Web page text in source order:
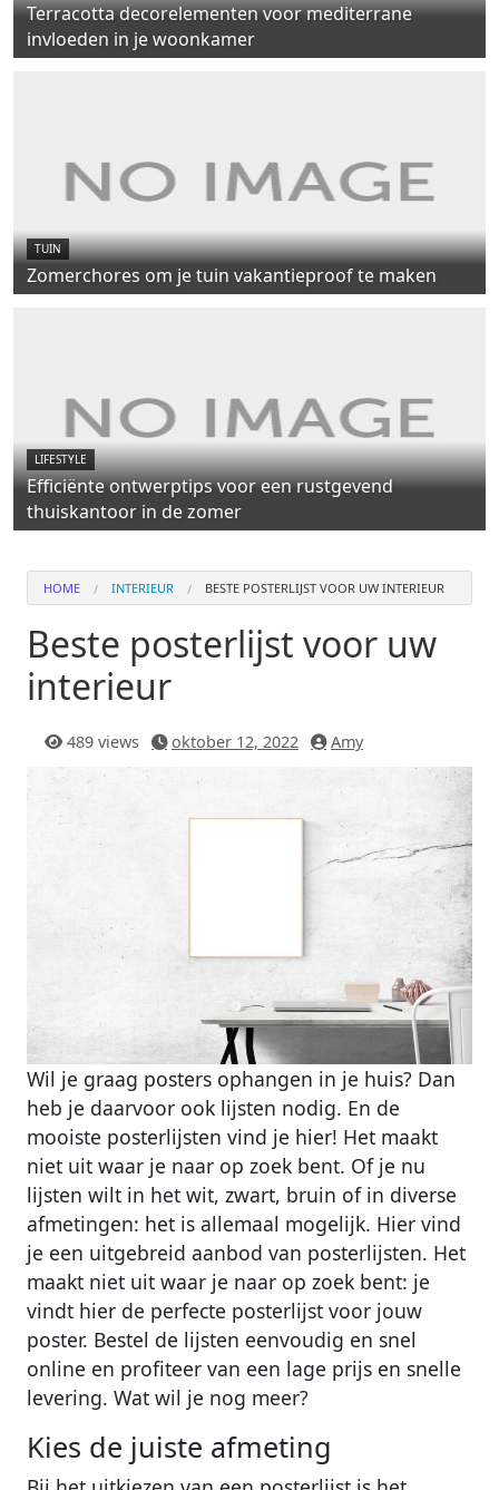
Terracotta decorelementen voor mediterrane
invloeden in je woonkamer
TUIN
Zomerchores om je tuin vakantieproof te maken
LIFESTYLE
Efficiënte ontwerptips voor een rustgevend
thuiskantoor in de zomer
HOME INTERIEUR BESTE POSTERLIJST VOOR UW INTERIEUR
Beste posterlijst voor uw
interieur
489 views oktober 12, 2022 Amy
Wil je graag posters ophangen in je huis? Dan
heb je daarvoor ook lijsten nodig. En de
mooiste posterlijsten vind je hier! Het maakt
niet uit waar je naar op zoek bent. Of je nu
lijsten wilt in het wit, zwart, bruin of in diverse
afmetingen: het is allemaal mogelijk. Hier vind
je een uitgebreid aanbod van posterlijsten. Het
maakt niet uit waar je naar op zoek bent: je
vindt hier de perfecte posterlijst voor jouw
poster. Bestel de lijsten eenvoudig en snel
online en profiteer van een lage prijs en snelle
levering. Wat wil je nog meer?
Kies de juiste afmeting